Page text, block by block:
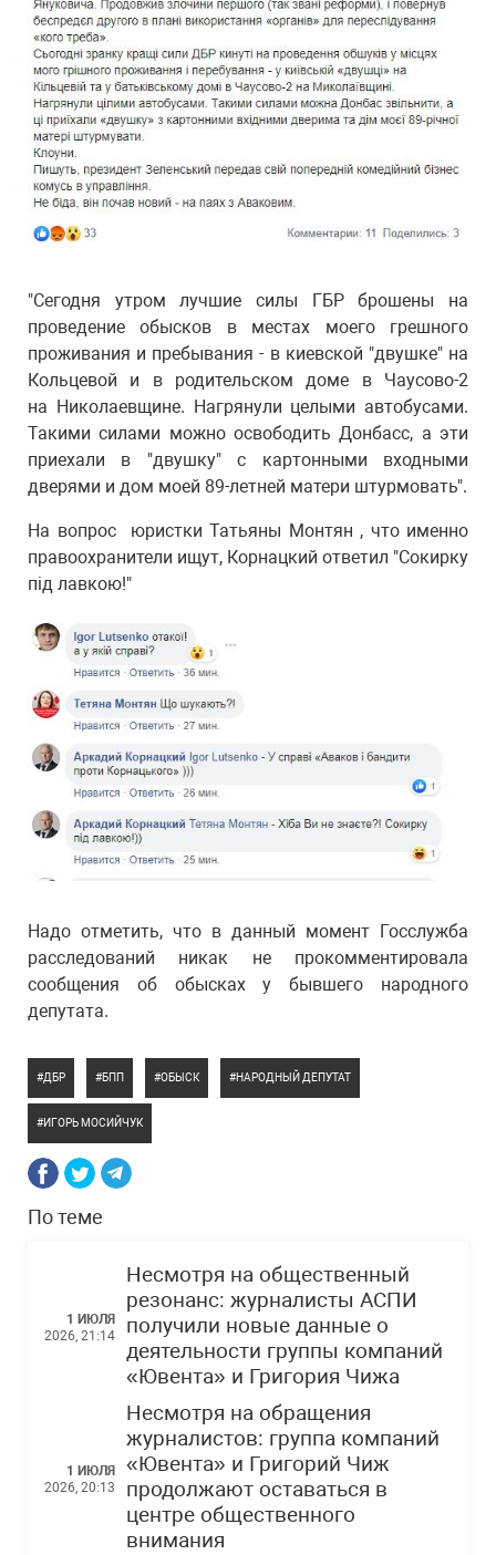
"Сегодня утром лучшие силы ГБР брошены на
проведение обысков в местах моего грешного
проживания и пребывания - в киевской "двушке" на
Кольцевой и в родительском доме в Чаусово-2
на Николаевщине. Нагрянули целыми автобусами.
Такими силами можно освободить Донбасс, а эти
приехали в "двушку" с картонными входными
дверями и дом моей 89-летней матери штурмовать".
На вопрос юристки Татьяны Монтян , что именно
правоохранители ищут, Корнацкий ответил "Сокирку
під лавкою!"
Надо отметить, что в данный момент Госслужба
расследований никак не прокомментировала
сообщения об обысках у бывшего народного
депутата.
ДБР БПП ОБЫСК НАРОДНЫЙ ДЕПУТАТ
ИГОРЬ МОСИЙЧУК
По теме
1 ИЮЛЯ
2026, 21:14
Несмотря на общественный
резонанс: журналисты АСПИ
получили новые данные о
деятельности группы компаний
«Ювента» и Григория Чижа
1 ИЮЛЯ
2026, 20:13
Несмотря на обращения
журналистов: группа компаний
«Ювента» и Григорий Чиж
продолжают оставаться в
центре общественного
внимания